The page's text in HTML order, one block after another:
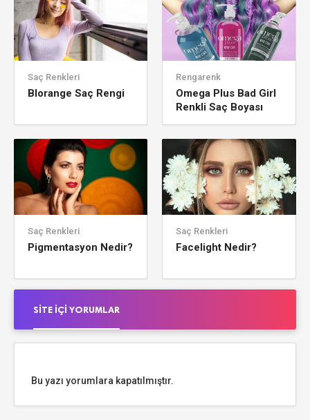
Saç Renkleri
Blorange Saç Rengi
Rengarenk
Omega Plus Bad Girl
Renkli Saç Boyası
Saç Renkleri
Pigmentasyon Nedir?
Saç Renkleri
Facelight Nedir?
SITE İÇI YORUMLAR
Bu yazı yorumlara kapatılmıştır.